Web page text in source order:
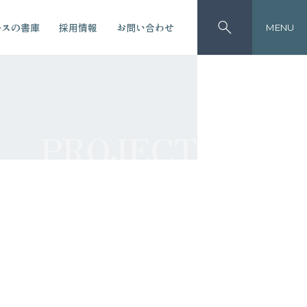
の書庫 採用情報 お問い合わせ MENU